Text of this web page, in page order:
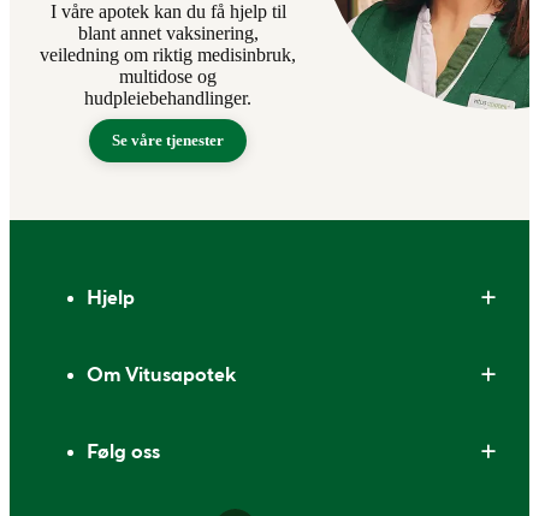
I våre apotek kan du få hjelp til
blant annet vaksinering,
veiledning om riktig medisinbruk,
multidose og
hudpleiebehandlinger.
Se våre tjenester
Hjelp
Om Vitusapotek
Følg oss